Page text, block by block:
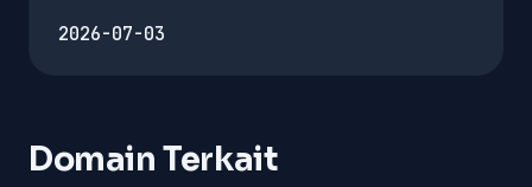
2026-07-03
Domain Terkait